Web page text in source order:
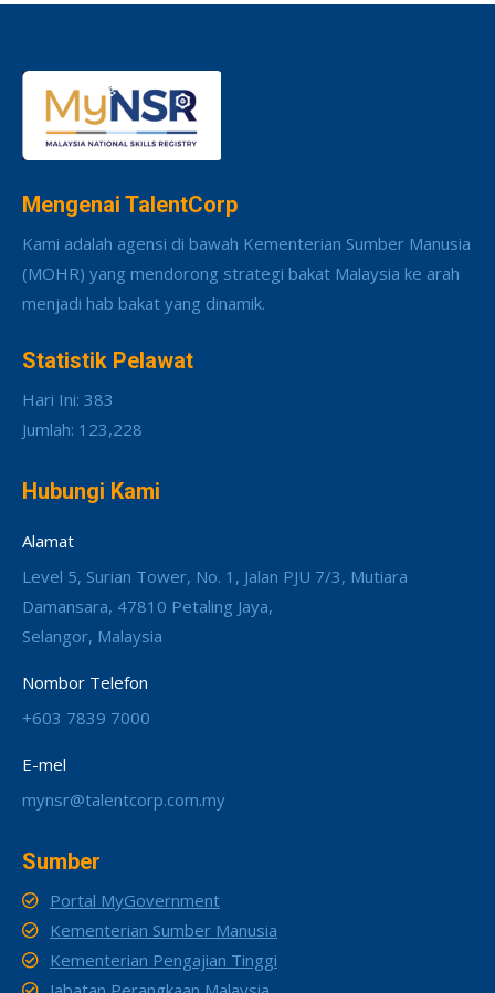
Mengenai TalentCorp
Kami adalah agensi di bawah Kementerian Sumber Manusia
(MOHR) yang mendorong strategi bakat Malaysia ke arah
menjadi hab bakat yang dinamik.
Statistik Pelawat
Hari Ini: 383
Jumlah: 123,228
Hubungi Kami
Alamat
Level 5, Surian Tower, No. 1, Jalan PJU 7/3, Mutiara
Damansara, 47810 Petaling Jaya,
Selangor, Malaysia
Nombor Telefon
+603 7839 7000
E-mel
mynsr@talentcorp.com.my
Sumber
Portal MyGovernment
Kementerian Sumber Manusia
Kementerian Pengajian Tinggi